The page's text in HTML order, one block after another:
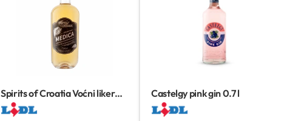
Spirits of Croatia Voćni liker
medica0.5 l
Castelgy pink gin0.7 l